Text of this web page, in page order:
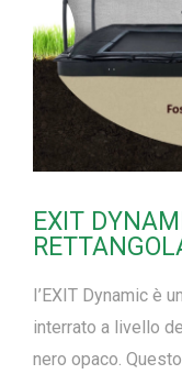
EXIT
I’EXIT Dynamic è
interrato a livello
nero opaco.